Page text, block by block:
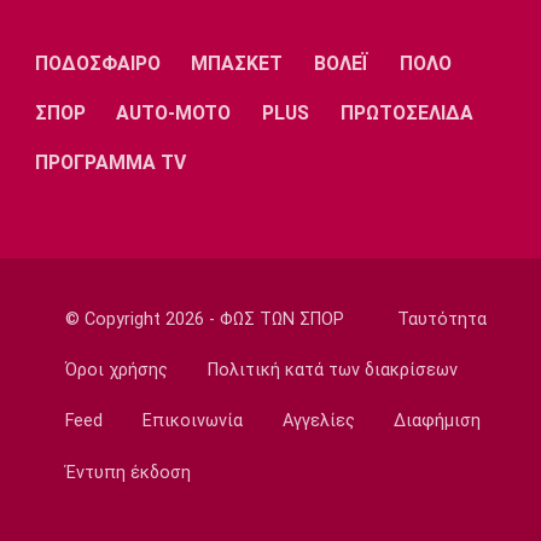
09:20
ΠΑΟΚ: Υποδέχεται την Άντερλεχτ
09:05
Χάντμπολ
επίπεδο»
08:35
Παναθηναϊκός - ΤΣΣΚΑ 1948 1-1: Τα
ΠΟΔΟΣΦΑΙΡΟ ΜΠΑΣΚΕΤ ΒΟΛΕΪ ΠΟΛΟ
ΣΠΟΡ AUTO-MOTO PLUS ΠΡΩΤΟΣΕΛΙΔΑ
ΠΡΟΓΡΑΜΜΑ TV
© Copyright 2026 - ΦΩΣ ΤΩΝ ΣΠΟΡ Ταυτότητα
Όροι χρήσης Πολιτική κατά των διακρίσεων
Feed Επικοινωνία Αγγελίες Διαφήμιση
Έντυπη έκδοση